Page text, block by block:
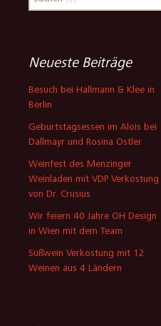
nach:
Neueste Beiträge
Besuch bei Hallmann & Klee in
Berlin
Geburtstagsessen im Alois bei
Dallmayr und Rosina Ostler
Weinfest des Menzinger
Weinladen mit VDP Verkostung
von Dr. Crusius
Wir feiern 40 Jahre OH Design
in Wien mit dem Team
Süßwein Verkostung mit 12
Weinen aus 4 Ländern